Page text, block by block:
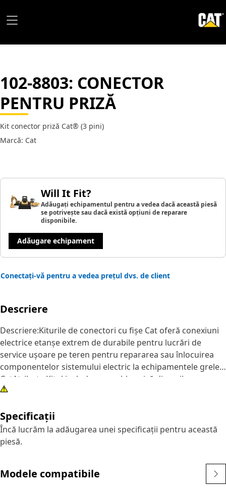
102-8803: CONECTOR
PENTRU PRIZĂ
Kit conector priză Cat® (3 pini)
Marcă: Cat
Will It Fit?
Adăugați echipamentul pentru a vedea dacă această piesă
se potrivește sau dacă există opțiuni de reparare
disponibile.
Adăugare echipament
Conectați-vă pentru a vedea prețul dvs. de client
Descriere
Descriere:Kiturile de conectori cu fișe Cat oferă conexiuni
electrice etanșe extrem de durabile pentru lucrări de
service ușoare pe teren pentru repararea sau înlocuirea
componentelor sistemului electric la echipamentele grele
CatAtribute:Kitul include ansamblu priză din nailon
compatibil și pană de blocareAplicație:Kiturile sunt utilizate
pini. Consultați manualul proprietarului sau contactați
reprezentantul local Cat pentru mai multe informații.
Specificații
Încă lucrăm la adăugarea unei specificații pentru această
piesă.
Modele compatibile